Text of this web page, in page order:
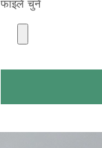
फाइलें चुनें